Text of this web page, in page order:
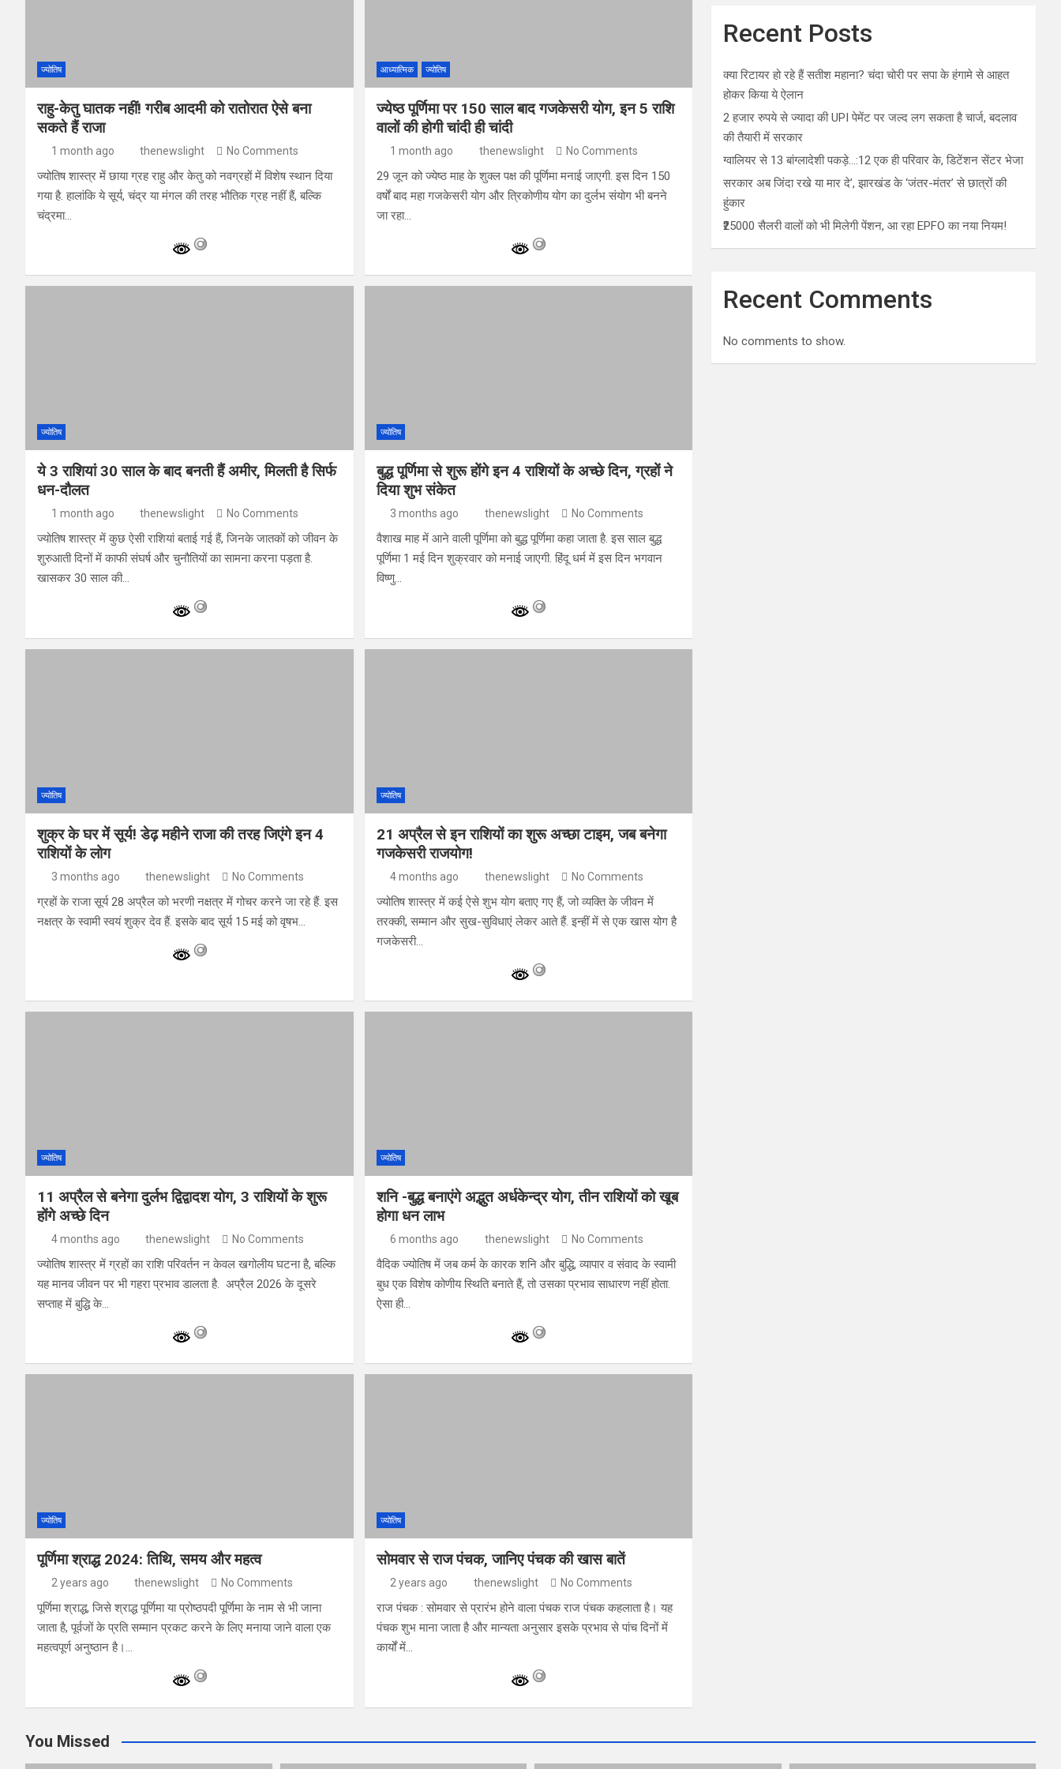
ज्योतिष
राहु-केतु घातक नहीं! गरीब आदमी को रातोरात ऐसे बना
सकते हैं राजा
1 month ago thenewslight No Comments
ज्योतिष शास्त्र में छाया ग्रह राहु और केतु को नवग्रहों में विशेष स्थान दिया
गया है. हालांकि ये सूर्य, चंद्र या मंगल की तरह भौतिक ग्रह नहीं हैं, बल्कि
चंद्रमा…
आध्यात्मिक ज्योतिष
ज्येष्ठ पूर्णिमा पर 150 साल बाद गजकेसरी योग, इन 5 राशि
वालों की होगी चांदी ही चांदी
1 month ago thenewslight No Comments
29 जून को ज्येष्ठ माह के शुक्ल पक्ष की पूर्णिमा मनाई जाएगी. इस दिन 150
वर्षों बाद महा गजकेसरी योग और त्रिकोणीय योग का दुर्लभ संयोग भी बनने
जा रहा…
ज्योतिष
ये 3 राशियां 30 साल के बाद बनती हैं अमीर, मिलती है सिर्फ
धन-दौलत
1 month ago thenewslight No Comments
ज्योतिष शास्त्र में कुछ ऐसी राशियां बताई गई हैं, जिनके जातकों को जीवन के
शुरुआती दिनों में काफी संघर्ष और चुनौतियों का सामना करना पड़ता है.
खासकर 30 साल की…
ज्योतिष
बुद्ध पूर्णिमा से शुरू होंगे इन 4 राशियों के अच्छे दिन, ग्रहों ने
दिया शुभ संकेत
3 months ago thenewslight No Comments
वैशाख माह में आने वाली पूर्णिमा को बुद्ध पूर्णिमा कहा जाता है. इस साल बुद्ध
पूर्णिमा 1 मई दिन शुक्रवार को मनाई जाएगी. हिंदू धर्म में इस दिन भगवान
विष्णु…
ज्योतिष
शुक्र के घर में सूर्य! डेढ़ महीने राजा की तरह जिएंगे इन 4
राशियों के लोग
3 months ago thenewslight No Comments
ग्रहों के राजा सूर्य 28 अप्रैल को भरणी नक्षत्र में गोचर करने जा रहे हैं. इस
नक्षत्र के स्वामी स्वयं शुक्र देव हैं. इसके बाद सूर्य 15 मई को वृषभ…
ज्योतिष
21 अप्रैल से इन राशियों का शुरू अच्छा टाइम, जब बनेगा
गजकेसरी राजयोग!
4 months ago thenewslight No Comments
ज्योतिष शास्त्र में कई ऐसे शुभ योग बताए गए हैं, जो व्यक्ति के जीवन में
तरक्की, सम्मान और सुख-सुविधाएं लेकर आते हैं. इन्हीं में से एक खास योग है
गजकेसरी…
ज्योतिष
11 अप्रैल से बनेगा दुर्लभ द्विद्वादश योग, 3 राशियों के शुरू
होंगे अच्छे दिन
4 months ago thenewslight No Comments
ज्योतिष शास्त्र में ग्रहों का राशि परिवर्तन न केवल खगोलीय घटना है, बल्कि
यह मानव जीवन पर भी गहरा प्रभाव डालता है. अप्रैल 2026 के दूसरे
सप्ताह में बुद्धि के…
ज्योतिष
शनि -बुद्ध बनाएंगे अद्भुत अर्धकेन्द्र योग, तीन राशियों को खूब
होगा धन लाभ
6 months ago thenewslight No Comments
वैदिक ज्योतिष में जब कर्म के कारक शनि और बुद्धि, व्यापार व संवाद के स्वामी
बुध एक विशेष कोणीय स्थिति बनाते हैं, तो उसका प्रभाव साधारण नहीं होता.
ऐसा ही…
ज्योतिष
पूर्णिमा श्राद्ध 2024: तिथि, समय और महत्व
2 years ago thenewslight No Comments
पूर्णिमा श्राद्ध, जिसे श्राद्ध पूर्णिमा या प्रोष्ठपदी पूर्णिमा के नाम से भी जाना
जाता है, पूर्वजों के प्रति सम्मान प्रकट करने के लिए मनाया जाने वाला एक
महत्वपूर्ण अनुष्ठान है।…
ज्योतिष
सोमवार से राज पंचक, जानिए पंचक की खास बातें
2 years ago thenewslight No Comments
राज पंचक : सोमवार से प्रारंभ होने वाला पंचक राज पंचक कहलाता है। यह
पंचक शुभ माना जाता है और मान्यता अनुसार इसके प्रभाव से पांच दिनों में
कार्यों में…
Recent Posts
क्या रिटायर हो रहे हैं सतीश महाना? चंदा चोरी पर सपा के हंगामे से आहत
होकर किया ये ऐलान
2 हजार रुपये से ज्यादा की UPI पेमेंट पर जल्द लग सकता है चार्ज, बदलाव
की तैयारी में सरकार
ग्वालियर से 13 बांग्लादेशी पकड़े…:12 एक ही परिवार के, डिटेंशन सेंटर भेजा
सरकार अब जिंदा रखे या मार दे’, झारखंड के ‘जंतर-मंतर’ से छात्रों की
हुंकार
₹25000 सैलरी वालों को भी मिलेगी पेंशन, आ रहा EPFO का नया नियम!
Recent Comments
No comments to show.
You Missed